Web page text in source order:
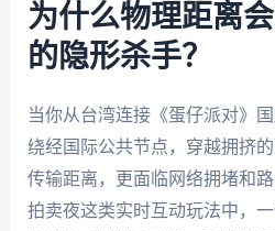
为什么物理距离
的隐形杀手？
当你从台湾连接《蛋仔派对》
绕经国际公共节点，穿越拥挤
传输距离，更面临网络拥堵和
拍卖夜这类实时互动玩法中，